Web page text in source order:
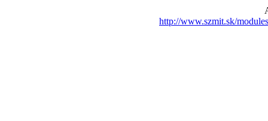
http://www.szmit.sk/